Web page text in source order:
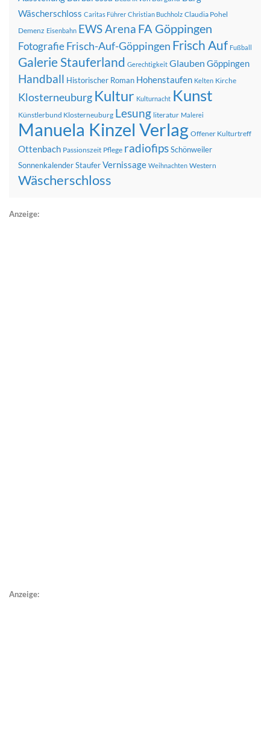
Wäscherschloss Caritas Führer Christian Buchholz Claudia Pohel
Demenz Eisenbahn EWS Arena FA Göppingen
FotografieFrisch-Auf-Göppingen Frisch Auf Fußball
Galerie Stauferland Gerechtigkeit Glauben Göppingen
Handball Historischer Roman Hohenstaufen Kelten Kirche
Klosterneuburg Kultur Kulturnacht Kunst
Künstlerbund Klosterneuburg Lesung literatur Malerei
Manuela Kinzel Verlag Offener Kulturtreff
Ottenbach Passionszeit Pflege radiofipsSchönweiler
SonnenkalenderStauferVernissage Weihnachten Western
Wäscherschloss
Anzeige:
Anzeige: